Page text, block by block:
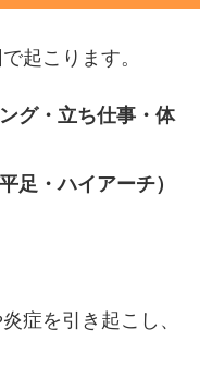
起こります。
グ・立ち仕事・体
足・ハイアーチ）
症を引き起こし、